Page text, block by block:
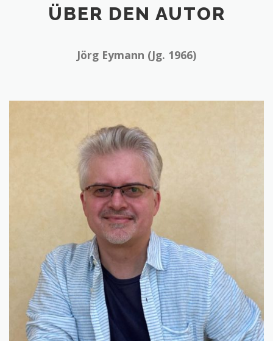
ÜBER DEN AUTOR
Jörg Eymann (Jg. 1966)